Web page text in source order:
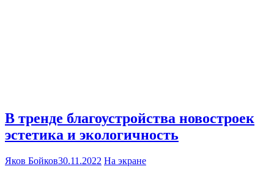
В тренде благоустройства новостроек
эстетика и экологичность
Яков Бойков30.11.2022 На экране